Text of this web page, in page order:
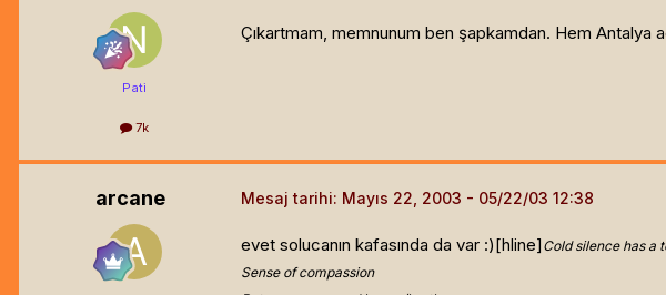
Pati
7k
Çıkartmam, memnunum ben şapkamdan. Hem Antalya
arcane Mesaj tarihi: Mayıs 22, 2003
evet solucanın kafasında da var :)[hline] Cold silence has a
Sense of compassion